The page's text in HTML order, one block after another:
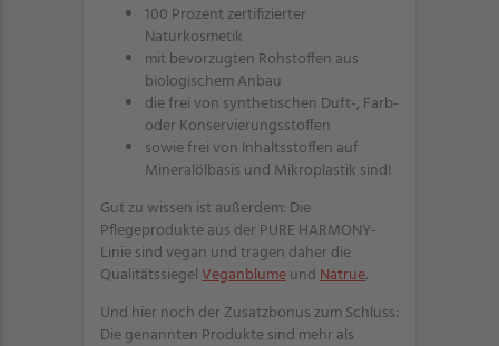
100 Prozent zertifizierter
Naturkosmetik
mit bevorzugten Rohstoffen aus
biologischem Anbau
die frei von synthetischen Duft-, Farb-
oder Konservierungsstoffen
sowie frei von Inhaltsstoffen auf
Mineralölbasis und Mikroplastik sind!
Gut zu wissen ist außerdem: Die
Pflegeprodukte aus der PURE HARMONY-
Linie sind vegan und tragen daher die
QualitätssiegelVeganblumeundNatrue.
Und hier noch der Zusatzbonus zum Schluss:
Die genannten Produkte sind mehr als